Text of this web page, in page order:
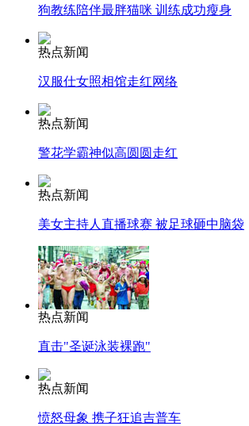
纽约上演“枕头大战”
司机酒驾遇交警 急速倒车逃窜
狗教练陪伴最胖猫咪 训练成功瘦身
热点新闻
汉服仕女照相馆走红网络
热点新闻
警花学霸神似高圆圆走红
热点新闻
美女主持人直播球赛 被足球砸中脑袋
热点新闻
直击"圣诞泳装裸跑"
热点新闻
愤怒母象 携子狂追吉普车